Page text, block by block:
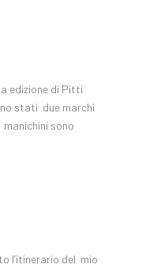
edizione di Pitti
stati due marchi
sono
l’itinerario del mio